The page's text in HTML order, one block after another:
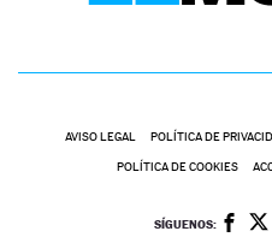
AVISO LEGAL POLÍTICA DE
POLÍTICA DE COOKIES
SÍGUENOS: